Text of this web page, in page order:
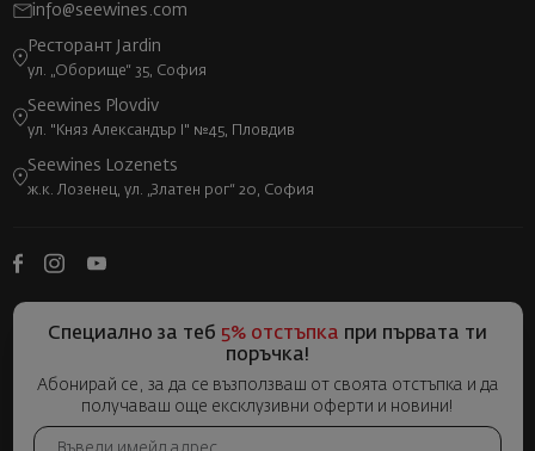
info@seewines.com
Ресторант Jardin
ул. „Оборище“ 35, София
Seewines Plovdiv
ул. "Княз Александър I" №45, Пловдив
Seewines Lozenets
ж.к. Лозенец, ул. „Златен рог“ 20, София
Специално за теб 5% отстъпка при първата ти
поръчка!
Абонирай се, за да се възползваш от своята отстъпка и да
получаваш още ексклузивни оферти и новини!